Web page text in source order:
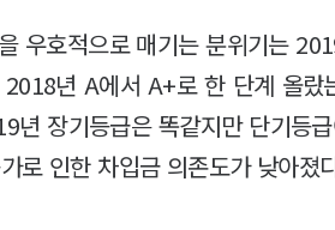
우호적으로 매기는 분위기는
년 A에서 A+로 한 단계 올
년 장기등급은 똑같지만 단기등
로 인한 차입금 의존도가 낮아졌